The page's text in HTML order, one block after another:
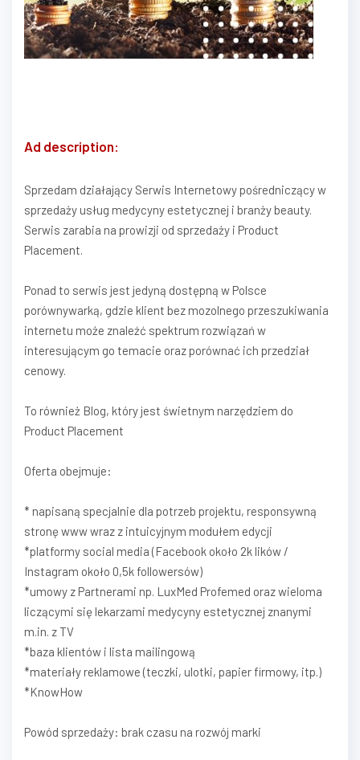
Ad description:
Sprzedam działający Serwis Internetowy pośredniczący w
sprzedaży usług medycyny estetycznej i branży beauty.
Serwis zarabia na prowizji od sprzedaży i Product
Placement.
Ponad to serwis jest jedyną dostępną w Polsce
porównywarką, gdzie klient bez mozolnego przeszukiwania
internetu może znaleźć spektrum rozwiązań w
interesującym go temacie oraz porównać ich przedział
cenowy.
To również Blog, który jest świetnym narzędziem do
Product Placement
Oferta obejmuje:
* napisaną specjalnie dla potrzeb projektu, responsywną
stronę www wraz z intuicyjnym modułem edycji
*platformy social media (Facebook około 2k lików /
Instagram około 0,5k followersów)
*umowy z Partnerami np. LuxMed Profemed oraz wieloma
liczącymi się lekarzami medycyny estetycznej znanymi
m.in. z TV
*baza klientów i lista mailingową
*materiały reklamowe (teczki, ulotki, papier firmowy, itp.)
*KnowHow
Powód sprzedaży: brak czasu na rozwój marki